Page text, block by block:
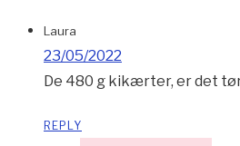
Laura
23/05/2022
De 480 g kikærter, er det
REPLY